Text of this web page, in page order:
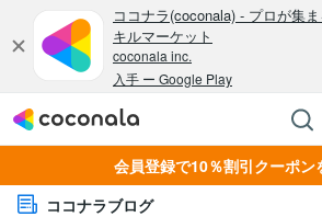
会員登録で10％割引クーポン
ココナラブログ